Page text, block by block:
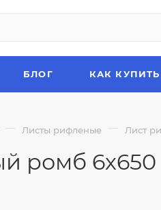
БЛОГ КАК КУПИТЬ
— Листы рифленые — Лист
ромб